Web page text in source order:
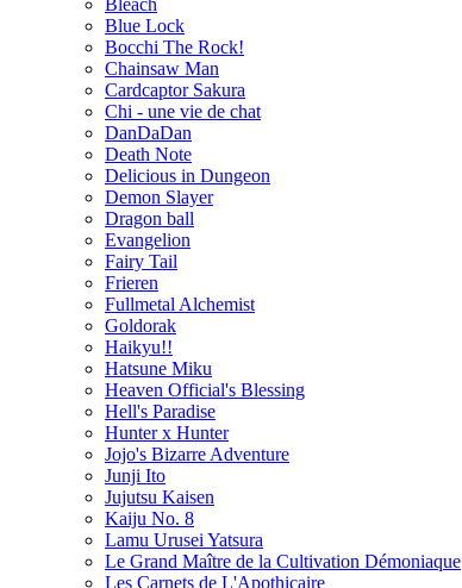
Bleach
Blue Lock
Bocchi The Rock!
Chainsaw Man
Cardcaptor Sakura
Chi - une vie de chat
DanDaDan
Death Note
Delicious in Dungeon
Demon Slayer
Dragon ball
Evangelion
Fairy Tail
Frieren
Fullmetal Alchemist
Goldorak
Haikyu!!
Hatsune Miku
Heaven Official's Blessing
Hell's Paradise
Hunter x Hunter
Jojo's Bizarre Adventure
Junji Ito
Jujutsu Kaisen
Kaiju No. 8
Lamu Urusei Yatsura
Le Grand Maître de la Cultivation Démoniaque
Les Carnets de L'Apothicaire